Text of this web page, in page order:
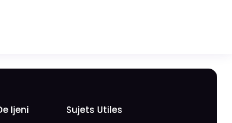
Ijeni
Sujets Utiles